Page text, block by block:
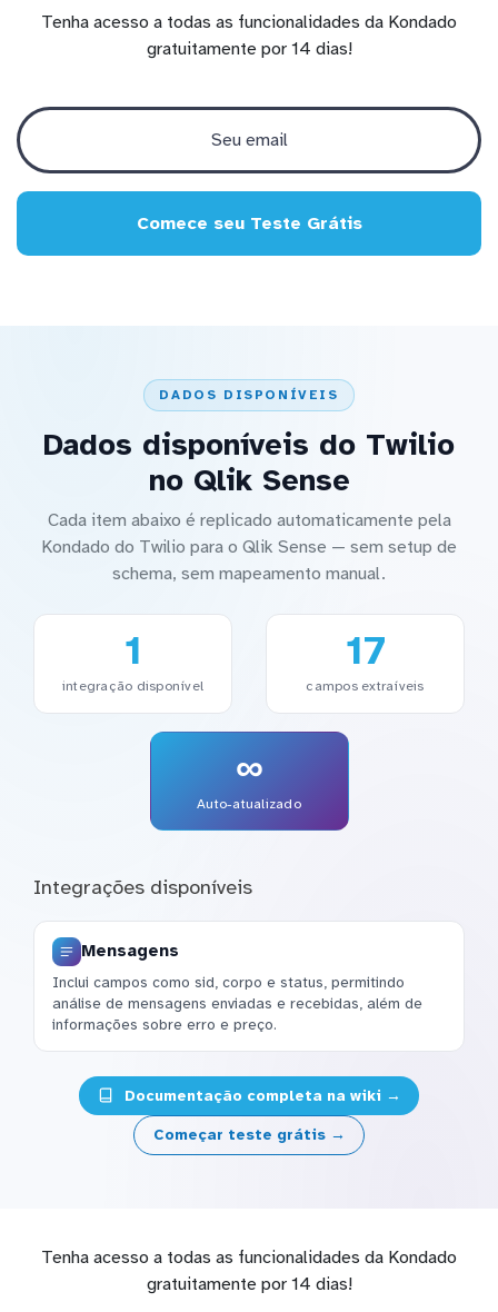
Tenha acesso a todas as funcionalidades da Kondado
gratuitamente por 14 dias!
Comece seu Teste Grátis
DADOS DISPONÍVEIS
Dados disponíveis do Twilio
no Qlik Sense
Cada item abaixo é replicado automaticamente pela
Kondado do Twilio para o Qlik Sense — sem setup de
schema, sem mapeamento manual.
1
integração disponível
17
campos extraíveis
∞
Auto-atualizado
Integrações disponíveis
Mensagens
Inclui campos como sid, corpo e status, permitindo
análise de mensagens enviadas e recebidas, além de
informações sobre erro e preço.
Documentação completa na wiki →
Começar teste grátis →
Tenha acesso a todas as funcionalidades da Kondado
gratuitamente por 14 dias!